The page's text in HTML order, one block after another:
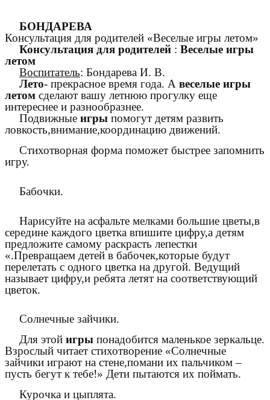
БОНДАРЕВА
Консультация для родителей «Веселые игры летом»
Консультация для родителей : Веселые игры
летом
Воспитатель: Бондарева И. В.
Лето- прекрасное время года. А веселые игры
летом сделают вашу летнюю прогулку еще
интереснее и разнообразнее.
Подвижные игры помогут детям развить
ловкость,внимание,координацию движений.
Стихотворная форма поможет быстрее запомнить
игру.
Бабочки.
Нарисуйте на асфальте мелками большие цветы,в
середине каждого цветка впишите цифру,а детям
предложите самому раскрасть лепестки
«.Превращаем детей в бабочек,которые будут
перелетать с одного цветка на другой. Ведущий
называет цифру,и ребята летят на соответствующий
цветок.
Солнечные зайчики.
Для этой игры понадобится маленькое зеркальце.
Взрослый читает стихотворение «Солнечные
зайчики играют на стене,помани их пальчиком –
пусть бегут к тебе!» Дети пытаются их поймать.
Курочка и цыплята.